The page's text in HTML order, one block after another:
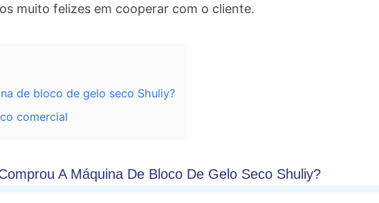
muito felizes em cooperar com o cliente.
de bloco de gelo seco Shuliy?
comercial
A Máquina De Bloco De Gelo Seco Shuliy?